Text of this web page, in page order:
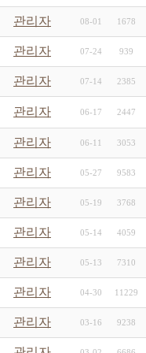
관리자 08-01 1678
관리자 07-24 939
관리자 07-14 2385
관리자 06-17 2447
관리자 06-11 3053
관리자 05-27 9583
관리자 05-19 3768
관리자 05-14 4059
관리자 05-13 7310
관리자 04-30 11229
관리자 03-16 9238